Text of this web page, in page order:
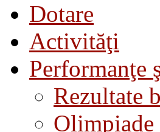
Dotare
Activităţi
Performanţe
Rezultate